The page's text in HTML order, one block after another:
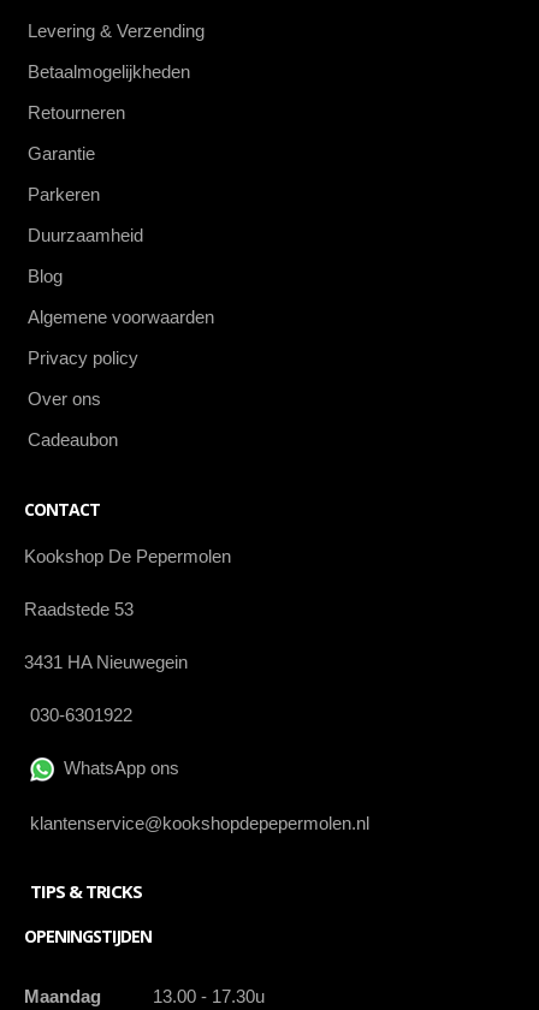
Levering & Verzending
Betaalmogelijkheden
Retourneren
Garantie
Parkeren
Duurzaamheid
Blog
Algemene voorwaarden
Privacy policy
Over ons
Cadeaubon
CONTACT
Kookshop De Pepermolen
Raadstede 53
3431 HA Nieuwegein
030-6301922
WhatsApp ons
klantenservice@kookshopdepepermolen.nl
TIPS & TRICKS
OPENINGSTIJDEN
Maandag 13.00 - 17.30u